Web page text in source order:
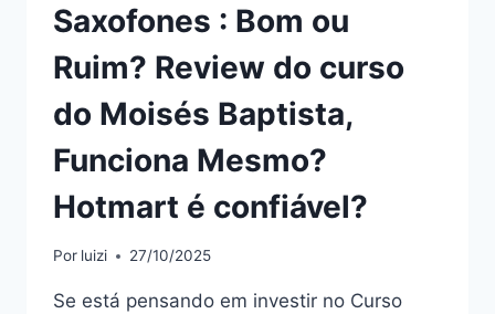
Saxofones : Bom ou
Ruim? Review do curso
do Moisés Baptista,
Funciona Mesmo?
Hotmart é confiável?
Por luizi 27/10/2025
Se está pensando em investir no Curso